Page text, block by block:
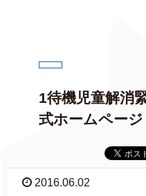
1待機児童解消
式ホームページ
2016.06.02